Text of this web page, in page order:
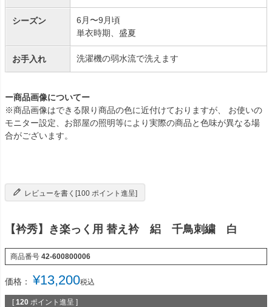
シーズン
6月〜9月頃
単衣時期、盛夏
お手入れ 洗濯機の弱水流で洗えます
ー商品画像についてー
※商品画像はできる限り商品の色に近付けておりますが、 お使いの
モニター設定、お部屋の照明等により実際の商品と色味が異なる場
合がございます。
レビューを書く[100 ポイント進呈]
【衿秀】き楽っく用 替え衿 絽 千鳥刺繍 白
商品番号 42-600800006
価格： ¥13,200税込
[ 120 ポイント進呈 ]